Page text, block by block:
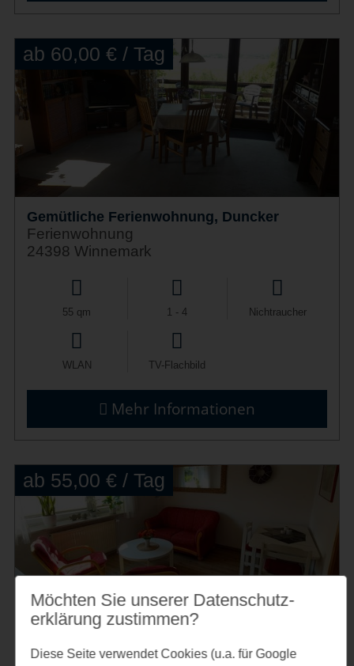
ab 60,00 € / Tag
Gemütliche Ferienwohnung, Duncker
Ferienwohnung
24398 Winnemark
55 qm 1 - 4 Nichtraucher
WLAN TV-Flachbild
Mehr Informationen
ab 55,00 € / Tag
Klatt in Kappeln
Möchten Sie unserer Datenschutz­
erklärung zustimmen?
Diese Seite verwendet Cookies (u.a. für Google